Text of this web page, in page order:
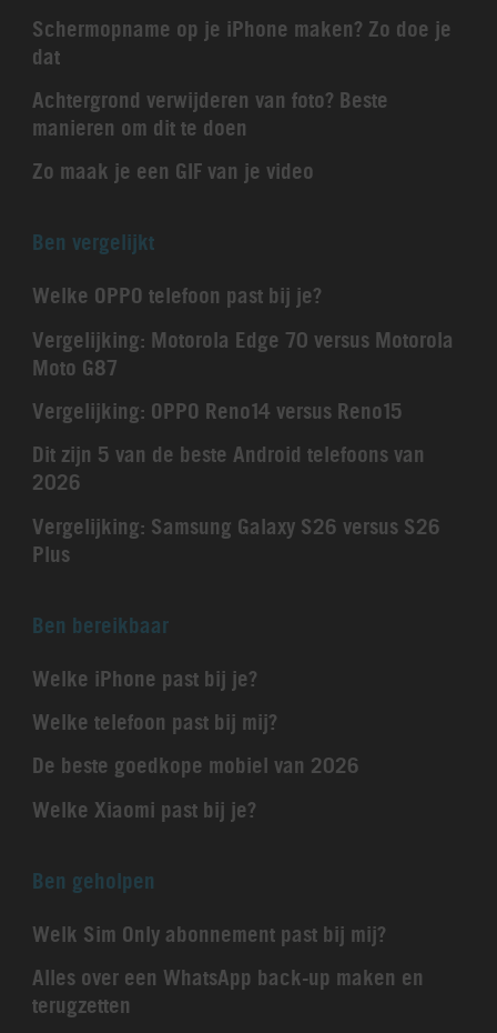
Schermopname op je iPhone maken? Zo doe je
dat
Achtergrond verwijderen van foto? Beste
manieren om dit te doen
Zo maak je een GIF van je video
Ben vergelijkt
Welke OPPO telefoon past bij je?
Vergelijking: Motorola Edge 70 versus Motorola
Moto G87
Vergelijking: OPPO Reno14 versus Reno15
Dit zijn 5 van de beste Android telefoons van
2026
Vergelijking: Samsung Galaxy S26 versus S26
Plus
Ben bereikbaar
Welke iPhone past bij je?
Welke telefoon past bij mij?
De beste goedkope mobiel van 2026
Welke Xiaomi past bij je?
Ben geholpen
Welk Sim Only abonnement past bij mij?
Alles over een WhatsApp back-up maken en
terugzetten